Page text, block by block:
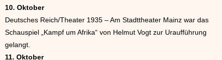
10. Oktober
Deutsches Reich/Theater 1935 – Am Stadttheater Mainz war das
Schauspiel „Kampf um Afrika“ von Helmut Vogt zur Uraufführung
gelangt.
11. Oktober